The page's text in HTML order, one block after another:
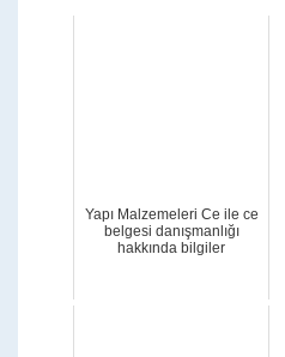
Yapı Malzemeleri Ce ile ce
belgesi danışmanlığı
hakkında bilgiler